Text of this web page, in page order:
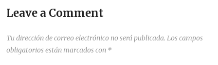
Leave a Comment
Tu dirección de correo electrónico no será publicada. Los campos
obligatorios están marcados con *